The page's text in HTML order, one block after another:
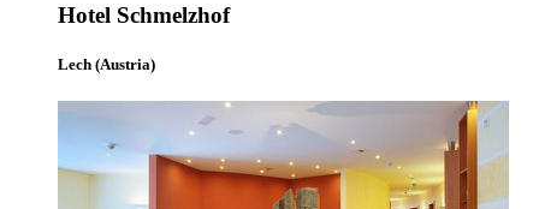
Hotel Schmelzhof
Lech (Austria)